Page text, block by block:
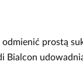
prostą
Bialcon